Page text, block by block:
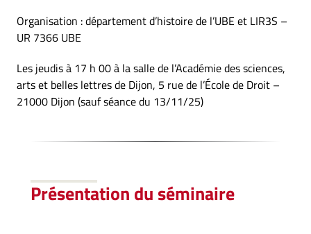
Organisation : département d’histoire de l’UBE et LIR3S –
UR 7366 UBE
Les jeudis à 17 h 00 à la salle de l’Académie des sciences,
arts et belles lettres de Dijon, 5 rue de l’École de Droit –
21000 Dijon (sauf séance du 13/11/25)
Présentation du séminaire